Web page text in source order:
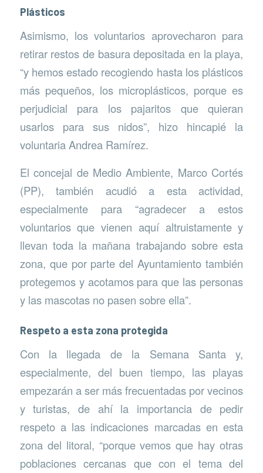
Plásticos
Asimismo, los voluntarios aprovecharon para
retirar restos de basura depositada en la playa,
“y hemos estado recogiendo hasta los plásticos
más pequeños, los microplásticos, porque es
perjudicial para los pajaritos que quieran
usarlos para sus nidos”, hizo hincapié la
voluntaria Andrea Ramírez.
El concejal de Medio Ambiente, Marco Cortés
(PP), también acudió a esta actividad,
especialmente para “agradecer a estos
voluntarios que vienen aquí altruistamente y
llevan toda la mañana trabajando sobre esta
zona, que por parte del Ayuntamiento también
protegemos y acotamos para que las personas
y las mascotas no pasen sobre ella”.
Respeto a esta zona protegida
Con la llegada de la Semana Santa y,
especialmente, del buen tiempo, las playas
empezarán a ser más frecuentadas por vecinos
y turistas, de ahí la importancia de pedir
respeto a las indicaciones marcadas en esta
zona del litoral, “porque vemos que hay otras
poblaciones cercanas que con el tema del